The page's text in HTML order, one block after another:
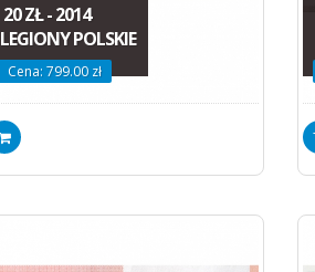
20 ZŁ - 2014
LEGIONY POLSKIE
Cena: 799.00 zł